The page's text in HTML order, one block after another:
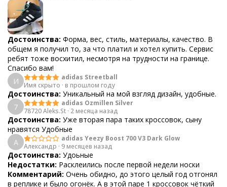
Достоинства: Форма, вес, стиль, материалы, качество. В
общем я получил то, за что платил и хотел купить. Сервис
ребят тоже восхитил, несмотря на трудности на границе.
Спасибо вам!
И
adidas Streetball
Имя скрыто · в прошлом году
Достоинства: Уникальный на мой взгляд дизайн, удобные.
7
adidas Ozmillen Silver
78720 Aleks.St · 2 месяца назад
Достоинства: Уже вторая пара таких кроссовок, сыну
нравятся Удобные
А
adidas Yeezy Boost 700 V3 Dark Glow
Александр · 9 месяцев назад
Достоинства: Удоьные
Недостатки: Расклеились после первой недели носки
Комментарий: Очень обидно, до этого целый год отгонял
в реплике и было огонёк. А в этой паре 1 кроссовок чёткий